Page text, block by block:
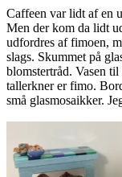
Caffeen var lidt af en
Men der kom da lidt
udfordres af fimoen,
slags. Skummet på
blomstertråd. Vasen
tallerkner er fimo.
små glasmosaikker.